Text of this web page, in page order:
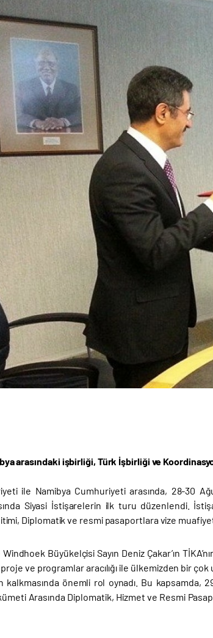
arasındaki işbirliği, Türk İşbirliği ve
ile Namibya Cumhuriyeti arasında, 28-30
Siyasi İstişarelerin ilk turu düzenlendi.
Diplomatik ve resmi pasaportlara vize
Büyükelçisi Sayın Deniz Çakar’ın
ve programlar aracılığı ile ülkemizden bir çok
kalkmasında önemli rol oynadı. Bu
Arasında Diplomatik, Hizmet ve Resmi